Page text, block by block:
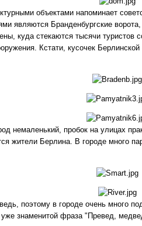
объектами напоминает
являются Бранденбургские
куда стекаются тысячи
Кстати, кусочек
немаленький, пробок на улицах
жители Берлина. В городе много
поэтому в городе очень много
знаменитой фраза "Превед,